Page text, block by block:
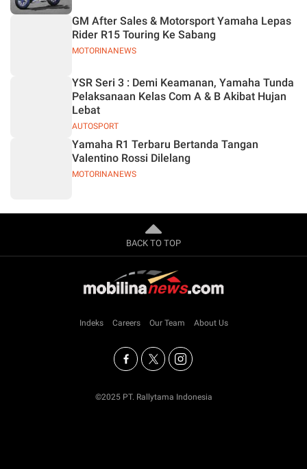
MOTORINANEWS
GM After Sales & Motorsport Yamaha Lepas
Rider R15 Touring Ke Sabang
AUTOSPORT
YSR Seri 3 : Demi Keamanan, Yamaha Tunda
Pelaksanaan Kelas Com A & B Akibat Hujan
Lebat
MOTORINANEWS
Yamaha R1 Terbaru Bertanda Tangan
Valentino Rossi Dilelang
BACK TO TOP
Indeks Careers Our Team About Us
©2025 PT. Rallytama Indonesia